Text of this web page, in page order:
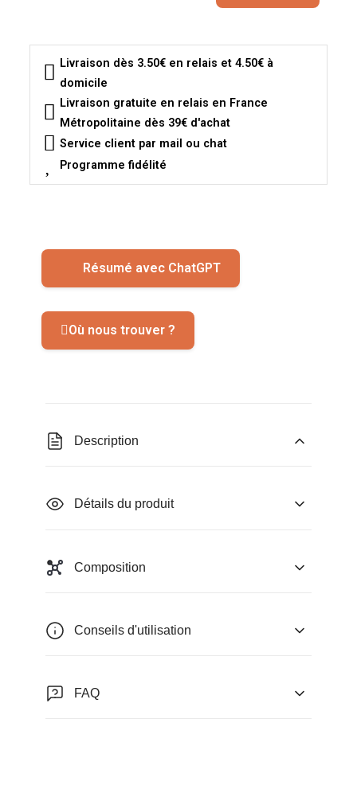
Livraison dès 3.50€ en relais et 4.50€ à
domicile
Livraison gratuite en relais en France
Métropolitaine dès 39€ d'achat
Service client par mail ou chat
Programme fidélité
Résumé avec ChatGPT
Où nous trouver ?
Description
Détails du produit
Composition
Conseils d'utilisation
FAQ